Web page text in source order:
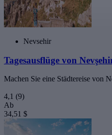
Nevsehir
Tagesausflüge von
Machen Sie eine Städtereise von
4,1 (9)
Ab
34,51 $